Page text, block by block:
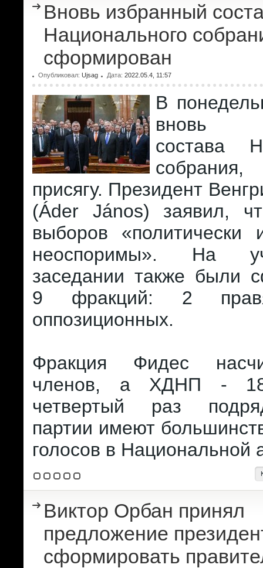
Вновь избранный
Национального
сформирован
Опубликовал: Ujsag Дата: 2022.05.4, 11:57
В
вновь
состава
присягу. Президент
(Áder János) заявил,
выборов «политически
неоспоримы». На
заседании также были
9 фракций: 2
оппозиционных.
Фракция Фидес
членов, а ХДНП -
четвертый раз
партии имеют
голосов в Национальной
Виктор Орбан принял
предложение
сформировать